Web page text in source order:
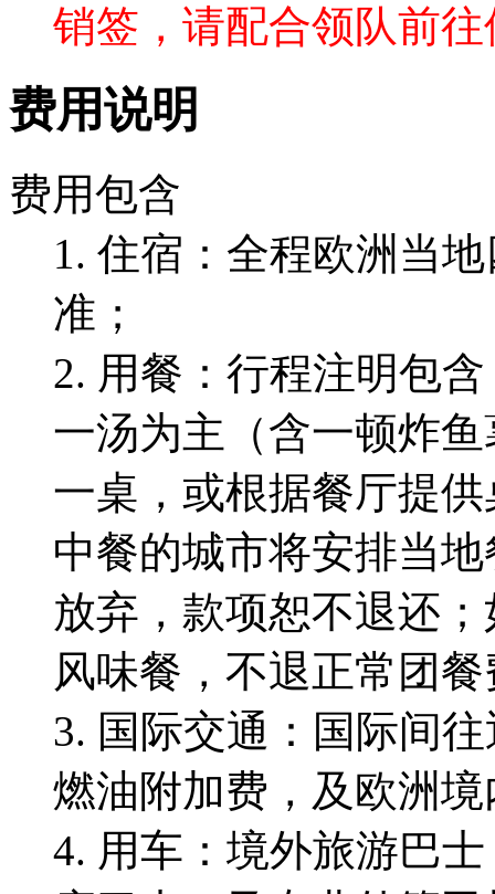
销签，请配合领队前
费用说明
费用包含
1. 住宿：全程欧洲当
准；
2. 用餐：行程注明包
一汤为主（含一顿炸
一桌，或根据餐厅提
中餐的城市将安排当
放弃，款项恕不退还
风味餐，不退正常团
3. 国际交通：国际间
燃油附加费，及欧洲
4. 用车：境外旅游巴